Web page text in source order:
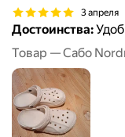
3 апреля
Достоинства:
Товар — Сабо